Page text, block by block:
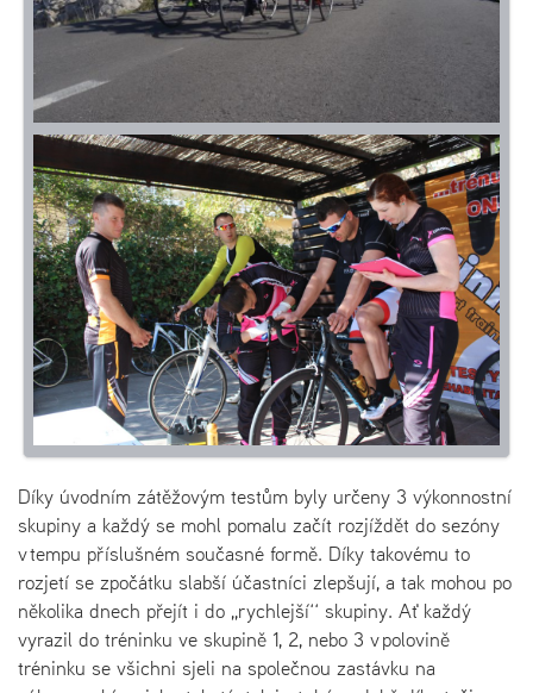
Díky úvodním zátěžovým testům byly určeny 3 výkonnostní
skupiny a každý se mohl pomalu začít rozjíždět do sezóny
v tempu příslušném současné formě. Díky takovému to
rozjetí se zpočátku slabší účastníci zlepšují, a tak mohou po
několika dnech přejít i do ,,rychlejší‘‘ skupiny. Ať každý
vyrazil do tréninku ve skupině 1, 2, nebo 3 v polovině
tréninku se všichni sjeli na společnou zastávku na